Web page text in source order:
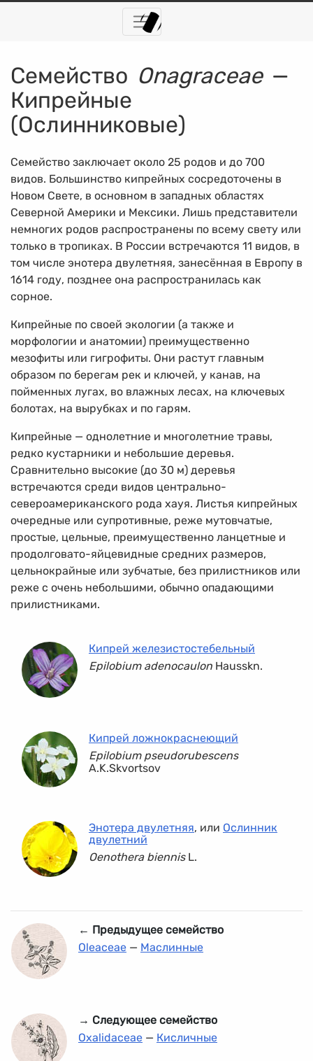
Семейство Onagraceae—
Кипрейные
(Ослинниковые)
Семейство заключает около 25 родов и до 700
видов. Большинство кипрейных сосредоточены в
Новом Свете, в основном в западных областях
Северной Америки и Мексики. Лишь представители
немногих родов распространены по всему свету или
только в тропиках. В России встречаются 11 видов, в
том числе энотера двулетняя, занесённая в Европу в
1614 году, позднее она распространилась как
сорное.
Кипрейные по своей экологии (а также и
морфологии и анатомии) преимущественно
мезофиты или гигрофиты. Они растут главным
образом по берегам рек и ключей, у канав, на
пойменных лугах, во влажных лесах, на ключевых
болотах, на вырубках и по гарям.
Кипрейные — однолетние и многолетние травы,
редко кустарники и небольшие деревья.
Сравнительно высокие (до 30 м) деревья
встречаются среди видов центрально-
североамериканского рода хауя. Листья кипрейных
очередные или супротивные, реже мутовчатые,
простые, цельные, преимущественно ланцетные и
продолговато-яйцевидные средних размеров,
цельнокрайные или зубчатые, без прилистников или
реже с очень небольшими, обычно опадающими
прилистниками.
Кипрей железистостебельный
Epilobium adenocaulon Hausskn.
Кипрей ложнокраснеющий
Epilobium pseudorubescens
A.K.Skvortsov
Энотера двулетняя, или Ослинник
двулетний
Oenothera biennisL.
← Предыдущее семейство
Oleaceae — Маслинные
→ Следующее семейство
Oxalidaceae — Кисличные